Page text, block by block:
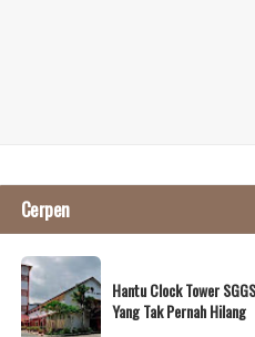
Cerpen
Hantu Clock Tower
Yang Tak Pernah Hilang